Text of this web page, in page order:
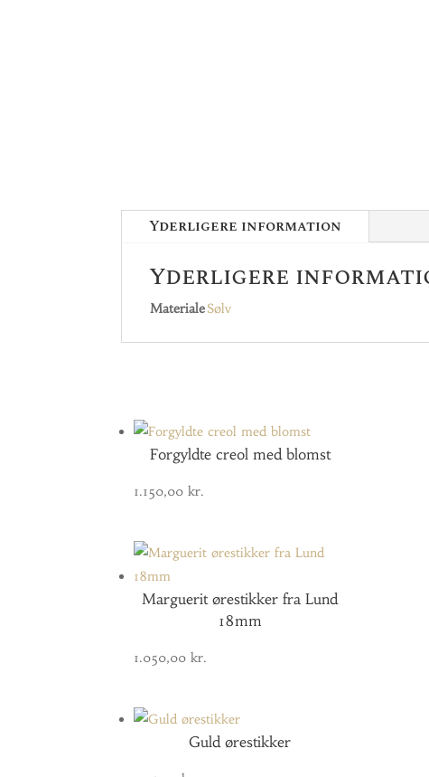
Yderligere information
Yderligere
MaterialeSølv
Forgyldte creol med blomst
1.150,00kr.
Marguerit ørestikker fra Lund
18mm
1.050,00kr.
Guld ørestikker